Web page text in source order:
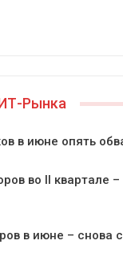
Рынка
в июне опять
во II квартале
в июне – снова